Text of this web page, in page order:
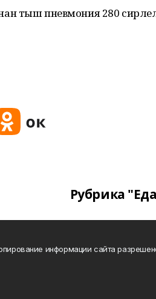
тыш пневмония 280
Рубрика
информации сайта